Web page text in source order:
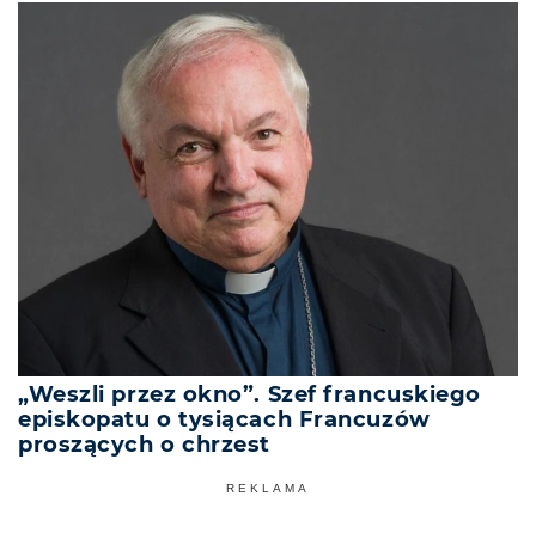
„Weszli przez okno”. Szef francuskiego
episkopatu o tysiącach Francuzów
proszących o chrzest
REKLAMA